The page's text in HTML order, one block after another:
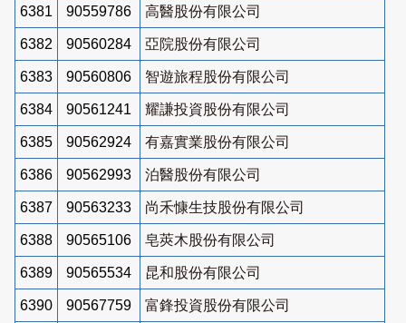
6381 90559786 高醫股份有限公司
6382 90560284 亞院股份有限公司
6383 90560806 智遊旅程股份有限公司
6384 90561241 耀謙投資股份有限公司
6385 90562924 有嘉實業股份有限公司
6386 90562993 泊醫股份有限公司
6387 90563233 尚禾慷生技股份有限公司
6388 90565106 皂莢木股份有限公司
6389 90565534 昆和股份有限公司
6390 90567759 富鋒投資股份有限公司